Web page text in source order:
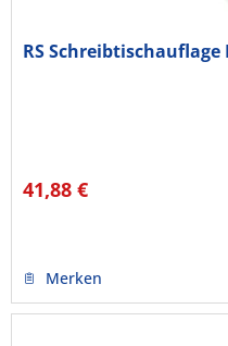
RS Schreibtischauflage
41,88 €
Merken